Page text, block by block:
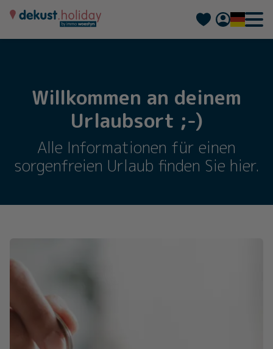
Français
Willkommen an deinem
Urlaubsort ;-)
Alle Informationen für einen
sorgenfreien Urlaub finden Sie hier.